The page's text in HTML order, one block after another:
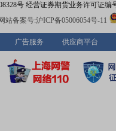
号 经营证券期货业务许可证编
网站备案号:沪ICP备05006054号-11
广告服务 供应商平台